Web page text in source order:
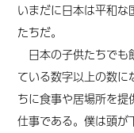
いまだに日本は平和な
たちだ。
日本の子供たちでも
ている数字以上の数
ちに食事や居場所を
仕事である。僕は頭が